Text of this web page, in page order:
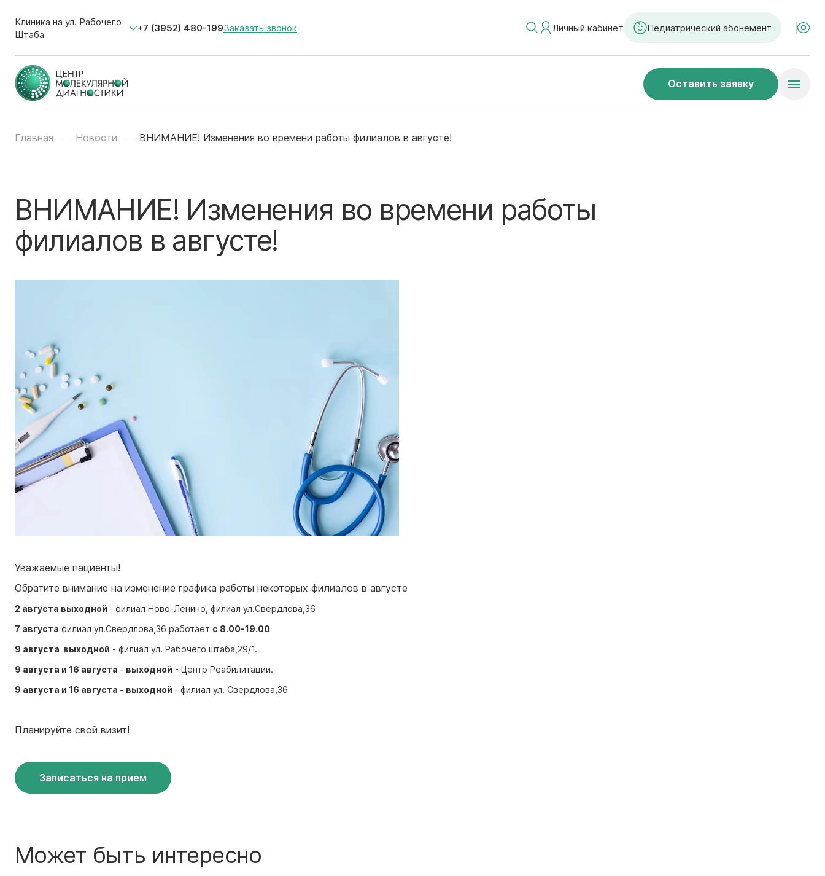
Клиника на ул. Рабочего
Штаба
+7 (3952) 480-199Заказать звонок Личный кабинет Педиатрический абонемент
Оставить заявку
Главная Новости ВНИМАНИЕ! Изменения во времени работы филиалов в августе!
ВНИМАНИЕ! Изменения во времени работы
филиалов в августе!
Уважаемые пациенты!
Обратите внимание на изменение графика работы некоторых филиалов в августе
2 августа выходной - филиал Ново-Ленино, филиал ул.Свердлова,36
7 августа филиал ул.Свердлова,36 работает с 8.00-19.00
9 августа выходной - филиал ул. Рабочего штаба,29/1.
9 августа и 16 августа - выходной - Центр Реабилитации.
9 августа и 16 августа - выходной - филиал ул. Свердлова,36
Планируйте свой визит!
Записаться на прием
Может быть интересно